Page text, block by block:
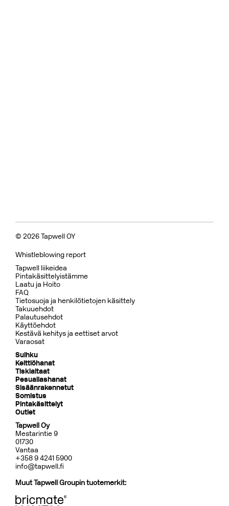
© 2026 Tapwell OY
Whistleblowing report
Tapwell liikeidea
Pintakäsittelyistämme
Laatu ja Hoito
FAQ
Tietosuoja ja henkilötietojen käsittely
Takuuehdot
Palautusehdot
Käyttöehdot
Kestävä kehitys ja eettiset arvot
Varaosat
Suihku
Keittiöhanat
Tiskialtaat
Pesuallashanat
Sisäänrakennetut
Somistus
Pintakäsittelyt
Outlet
Tapwell Oy
Mestarintie 9
01730
Vantaa
+358 9 4241 5900
info@tapwell.fi
Muut Tapwell Groupin tuotemerkit: